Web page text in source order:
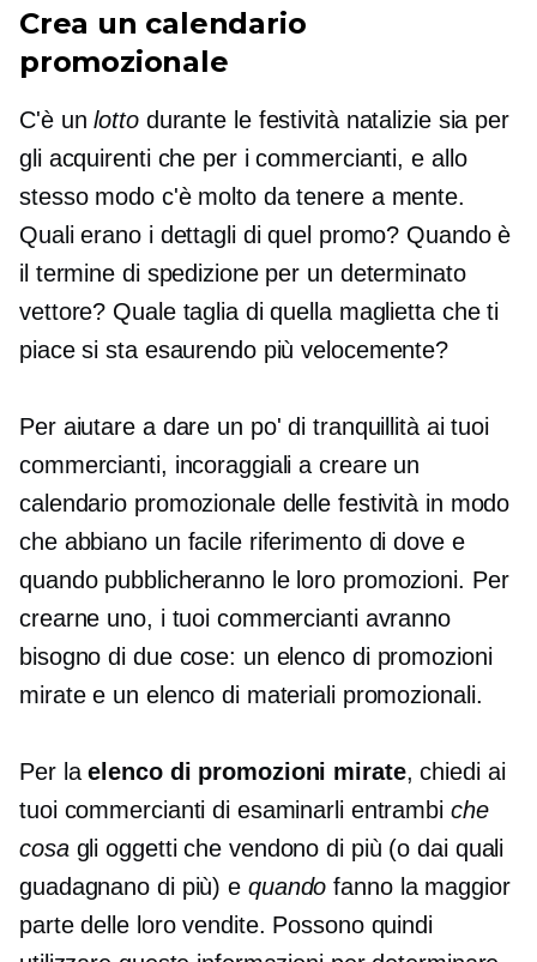
Crea un calendario
promozionale
C'è unlottodurante le festività natalizie sia per
gli acquirenti che per i commercianti, e allo
stesso modo c'è molto da tenere a mente.
Quali erano i dettagli di quel promo? Quando è
il termine di spedizione per un determinato
vettore? Quale taglia di quella maglietta che ti
piace si sta esaurendo più velocemente?
Per aiutare a dare un po' di tranquillità ai tuoi
commercianti, incoraggiali a creare un
calendario promozionale delle festività in modo
che abbiano un facile riferimento di dove e
quando pubblicheranno le loro promozioni. Per
crearne uno, i tuoi commercianti avranno
bisogno di due cose: un elenco di promozioni
mirate e un elenco di materiali promozionali.
Per laelenco di promozioni mirate, chiedi ai
tuoi commercianti di esaminarli entrambi che
cosagli oggetti che vendono di più (o dai quali
guadagnano di più) e quando fanno la maggior
parte delle loro vendite. Possono quindi